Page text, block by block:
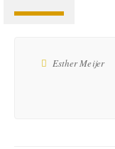
Esther Meijer